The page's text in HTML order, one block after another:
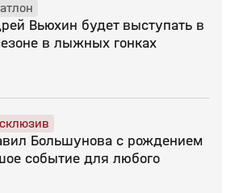
Вьюхин будет выступать в
в лыжных гонках
Большунова с рождением
событие для любого